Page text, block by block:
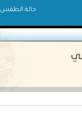
حالة الطقس